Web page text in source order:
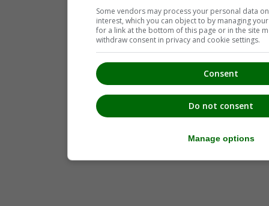
Some vendors may process your personal data
interest, which you can object to by managing
for a link at the bottom of this page or in the site
withdraw consent in privacy and cookie settings.
Consent
Do not consent
Manage options